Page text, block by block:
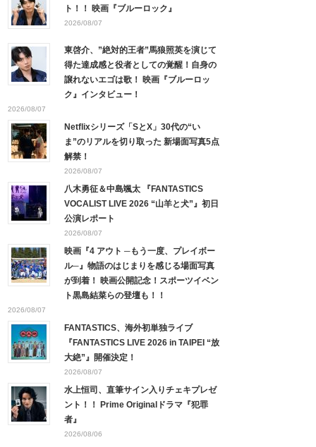
ト！！ 映画『ブルーロック』
2026/08/07
東啓介、”絶対的王者”馬狼照英を演じて
得た達成感と役者としての覚醒！自身の
譲れないエゴは歌！ 映画『ブルーロッ
ク』インタビュー！
2026/08/07
Netflixシリーズ「SとX」30代の“い
ま”のリアルを切り取った 新場面写真5点
解禁！
2026/08/07
八木勇征＆中島颯太 『FANTASTICS
VOCALIST LIVE 2026 “山羊と犬”』初日
公演レポート
2026/08/07
映画『4 アウト ─もう一度、プレイボー
ル─』物語のはじまりを感じる場面写真
が到着！ 映画公開記念！スポーツイベン
ト黒島結菜らの登壇も！！
2026/08/07
FANTASTICS、海外初単独ライブ
『FANTASTICS LIVE 2026 in TAIPEI “放
大絶”』開催決定！
2026/08/07
水上恒司、直筆サイン入りチェキプレゼ
ント！！ Prime Originalドラマ『犯罪
者』
2026/08/06